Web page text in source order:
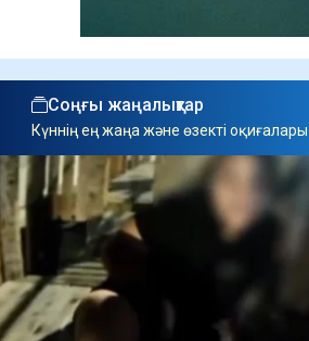
Соңғы жаңалықтар
Күннің ең жаңа және өзекті оқиғалары